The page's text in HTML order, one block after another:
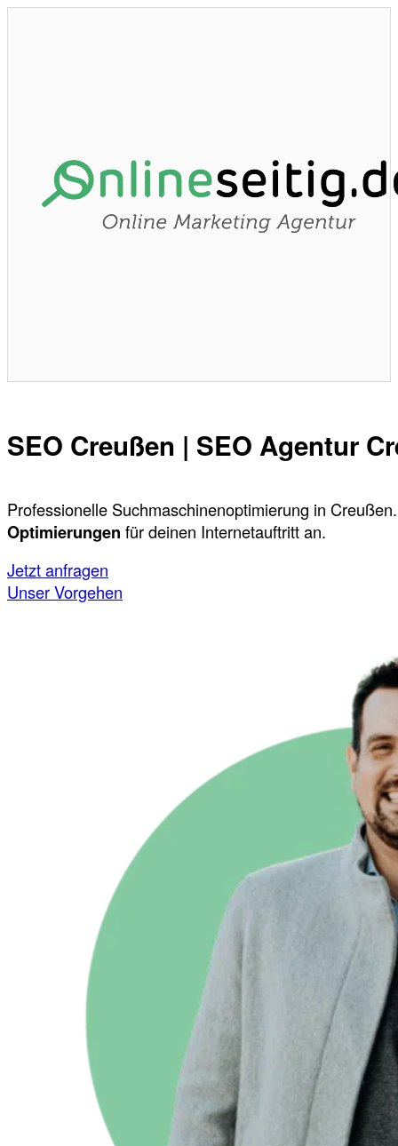
SEO Creußen | SEO Agentur
Professionelle Suchmaschinenoptimierung in
Optimierungen für deinen Internetauftritt an.
Jetzt anfragen
Unser Vorgehen